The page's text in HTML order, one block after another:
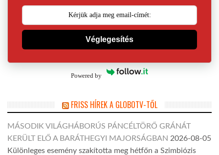
Véglegesítés
Powered by
FRISS HÍREK A GLOBOTV-TŐL
MÁSODIK VILÁGHÁBORÚS PÁNCÉLTÖRŐ GRÁNÁT
KERÜLT ELŐ A BARÁTHEGYI MAJORSÁGBAN 2026-08-05
Különleges esemény szakította meg hétfőn a Szimbiózis